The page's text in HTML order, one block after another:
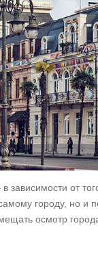
в зависимости от
городу, но и
осмотр города